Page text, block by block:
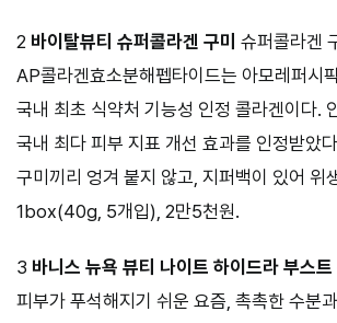
2 바이탈뷰티 슈퍼콜라겐 구미 슈퍼콜라겐
AP콜라겐효소분해펩타이드는 아모레퍼시
국내 최초 식약처 기능성 인정 콜라겐이다.
국내 최다 피부 지표 개선 효과를 인정받았
구미끼리 엉겨 붙지 않고, 지퍼백이 있어 위
1box(40g, 5개입), 2만5천원.
3 바니스 뉴욕 뷰티 나이트 하이드라 부스트
피부가 푸석해지기 쉬운 요즘, 촉촉한 수분